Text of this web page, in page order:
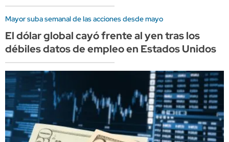
Mayor suba semanal de las acciones desde mayo
El dólar global cayó frente al yen tras los
débiles datos de empleo en Estados Unidos